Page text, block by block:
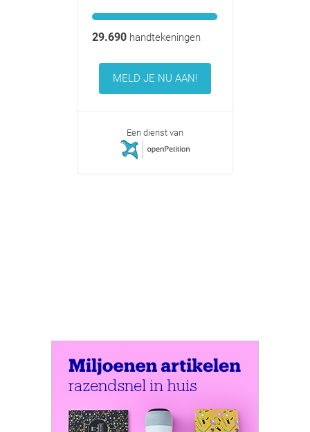
29.690handtekeningen
MELD JE NU AAN!
Een dienst van